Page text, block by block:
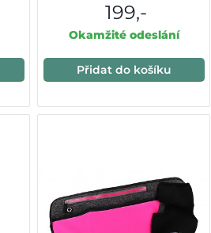
199,-
Okamžité odeslání
Přidat do košíku